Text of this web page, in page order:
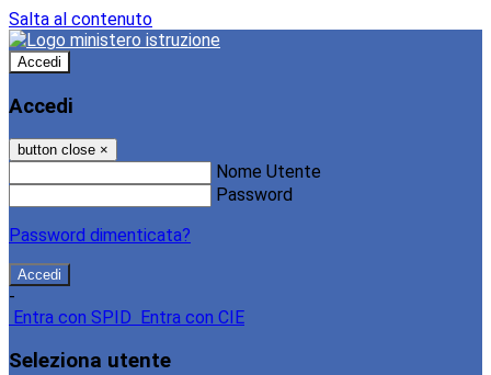
Salta al contenuto
Accedi
Accedi
button close ×
Nome Utente
Password
Password dimenticata?
-
Entra con SPID
Entra con CIE
Seleziona utente